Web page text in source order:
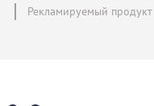
Рекламируемый продукт